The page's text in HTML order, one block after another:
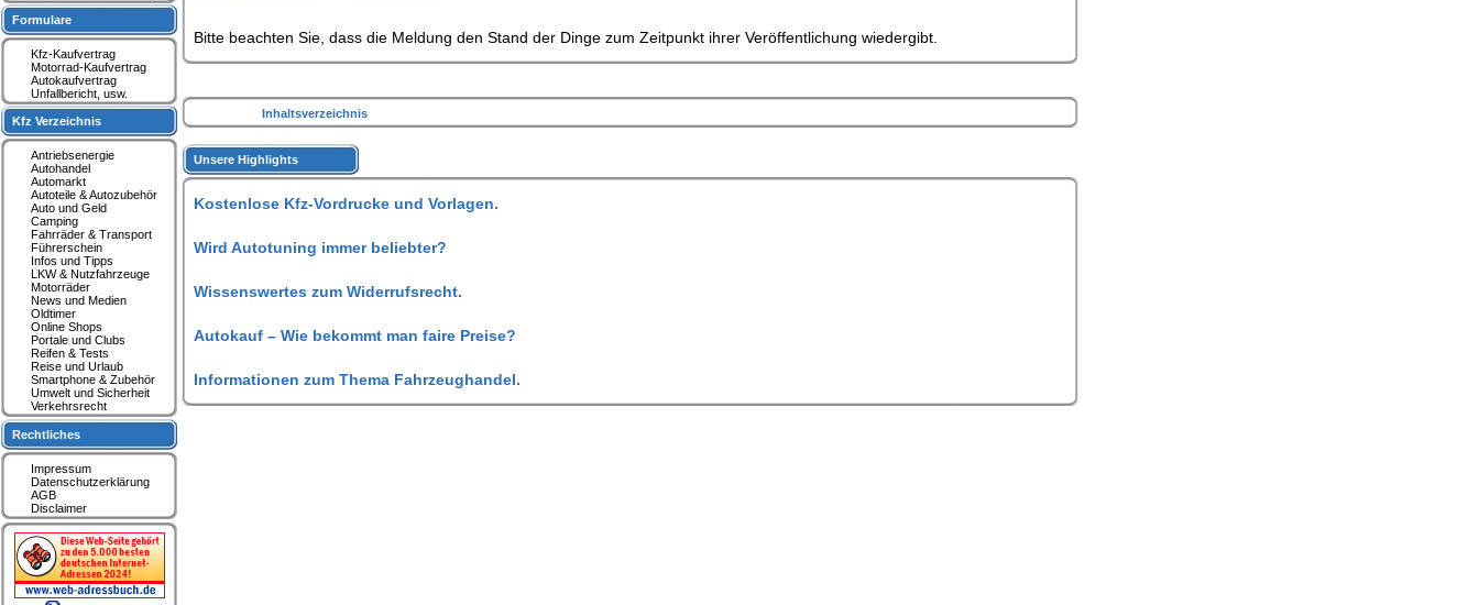
Bitte beachten Sie, dass die Meldung den Stand der Dinge zum Zeitpunkt ihrer Veröffentlichung wiedergibt.
Inhaltsverzeichnis
Unsere Highlights
Kostenlose Kfz-Vordrucke und Vorlagen.
Wird Autotuning immer beliebter?
Wissenswertes zum Widerrufsrecht.
Autokauf – Wie bekommt man faire Preise?
Informationen zum Thema Fahrzeughandel.
Formulare
Kfz-Kaufvertrag
Motorrad-Kaufvertrag
Autokaufvertrag
Unfallbericht, usw.
Kfz Verzeichnis
Antriebsenergie
Autohandel
Automarkt
Autoteile & Autozubehör
Auto und Geld
Camping
Fahrräder & Transport
Führerschein
Infos und Tipps
LKW & Nutzfahrzeuge
Motorräder
News und Medien
Oldtimer
Online Shops
Portale und Clubs
Reifen & Tests
Reise und Urlaub
Smartphone & Zubehör
Umwelt und Sicherheit
Verkehrsrecht
Rechtliches
Impressum
Datenschutzerklärung
AGB
Disclaimer